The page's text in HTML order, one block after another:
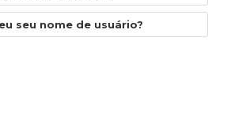
seu nome de usuário?